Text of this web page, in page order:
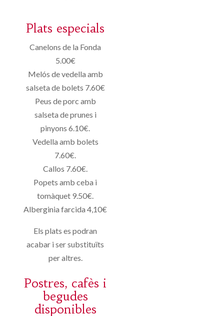
Plats especials
Canelons de la Fonda
5.00€
Melós de vedella amb
salseta de bolets 7.60€
Peus de porc amb
salseta de prunes i
pinyons 6.10€.
Vedella amb bolets
7.60€.
Callos 7.60€.
Popets amb ceba i
tomàquet 9.50€.
Alberginia farcida 4,10€
Els plats es podran
acabar i ser substituïts
per altres.
Postres, cafès i
begudes
disponibles